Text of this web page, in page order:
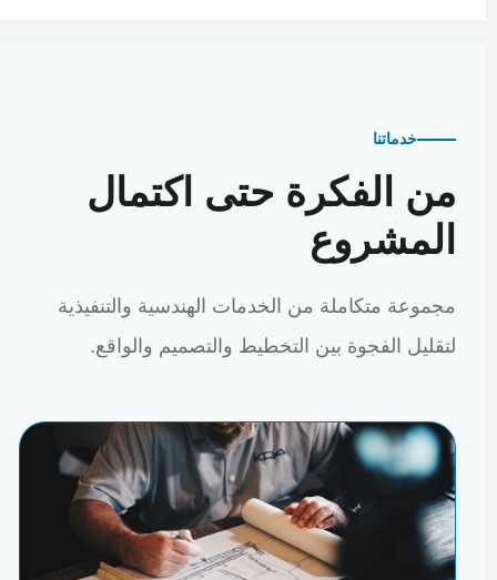
خدماتنا
من الفكرة حتى اكتمال
المشروع
مجموعة متكاملة من الخدمات الهندسية والتنفيذية
لتقليل الفجوة بين التخطيط والتصميم والواقع.